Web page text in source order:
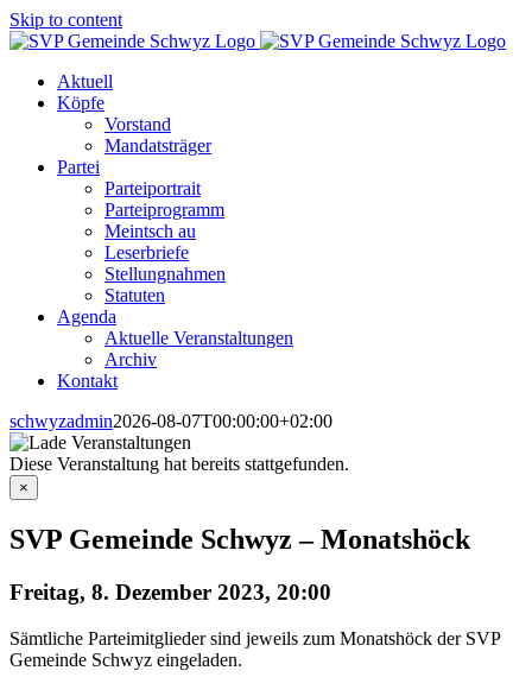
Skip to content
Aktuell
Köpfe
Vorstand
Mandatsträger
Partei
Parteiportrait
Parteiprogramm
Meintsch au
Leserbriefe
Stellungnahmen
Statuten
Agenda
Aktuelle Veranstaltungen
Archiv
Kontakt
schwyzadmin2026-08-07T00:00:00+02:00
Diese Veranstaltung hat bereits stattgefunden.
×
SVP Gemeinde Schwyz – Monatshöck
Freitag, 8. Dezember 2023, 20:00
Sämtliche Parteimitglieder sind jeweils zum Monatshöck der SVP
Gemeinde Schwyz eingeladen.